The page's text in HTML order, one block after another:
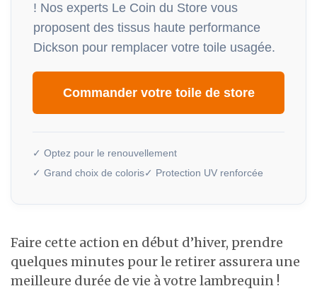
! Nos experts Le Coin du Store vous
proposent des tissus haute performance
Dickson pour remplacer votre toile usagée.
Commander votre toile de store
✓ Optez pour le renouvellement
✓ Grand choix de coloris✓ Protection UV renforcée
Faire cette action en début d’hiver, prendre
quelques minutes pour le retirer assurera une
meilleure durée de vie à votre lambrequin !